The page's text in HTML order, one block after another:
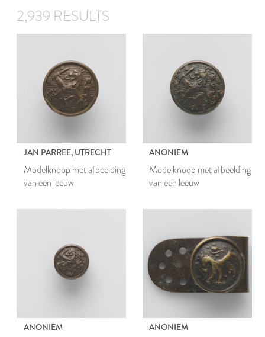
2,939 RESULTS
JAN PARREE, UTRECHT
Modelknoop met afbeelding
van een leeuw
ANONIEM
Modelknoop met afbeelding
van een leeuw
ANONIEM ANONIEM